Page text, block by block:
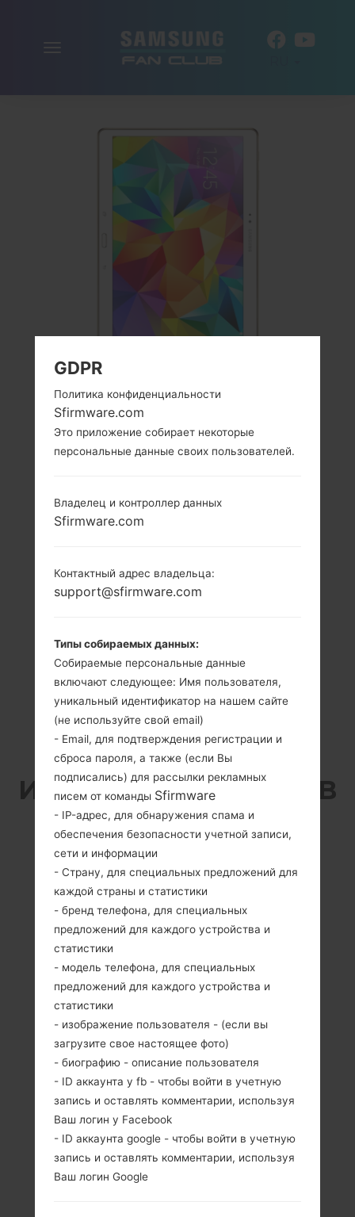
SAMSUNG SM-T805K
ИЗ СЕРИИ GALAXY TAB
S 10.5
10.5 дюйма
(~72.9%
соотношение
экрана к телу)
2560 x 1600
пикселей (~288
плотность
пикселей на
дюйм)
465 грамм (1.03
4x1.9GHz Cortex-
Cortex-A7 Exynos
5420 Octa (28 nm)
GDPR
Политика конфиденциальности
Sfirmware.com
Это приложение собирает некоторые
персональные данные своих пользователей.
Владелец и контроллер данных
Sfirmware.com
Контактный адрес владельца:
support@sfirmware.com
Типы собираемых данных:
Собираемые персональные данные
включают следующее: Имя пользователя,
уникальный идентификатор на нашем сайте
(не используйте свой email)
- Email, для подтверждения регистрации и
сброса пароля, а также (если Вы
подписались) для рассылки рекламных
писем от команды Sfirmware
- IP-адрес, для обнаружения спама и
обеспечения безопасности учетной записи,
сети и информации
- Страну, для специальных предложений для
каждой страны и статистики
- бренд телефона, для специальных
предложений для каждого устройства и
статистики
- модель телефона, для специальных
предложений для каждого устройства и
статистики
- изображение пользователя - (если вы
загрузите свое настоящее фото)
- биографию - описание пользователя
- ID аккаунта у fb - чтобы войти в учетную
запись и оставлять комментарии, используя
Ваш логин у Facebook
- ID аккаунта google - чтобы войти в учетную
запись и оставлять комментарии, используя
Ваш логин Google